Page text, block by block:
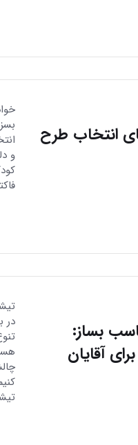
انتخاب طرح
و
بساز:
آقایان
در